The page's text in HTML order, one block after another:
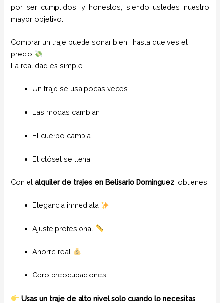
por ser cumplidos, y honestos, siendo ustedes nuestro
mayor objetivo.
Comprar un traje puede sonar bien… hasta que ves el
precio
La realidad es simple:
Un traje se usa pocas veces
Las modas cambian
El cuerpo cambia
El clóset se llena
Con elalquiler de trajes en Belisario Dominguez , obtienes:
Elegancia inmediata
Ajuste profesional
Ahorro real
Cero preocupaciones
Usas un traje de alto nivel solo cuando lo necesitas